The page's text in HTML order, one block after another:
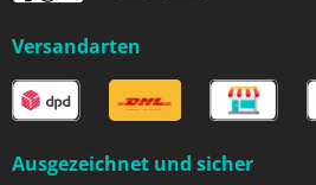
Versandarten
Ausgezeichnet und sicher